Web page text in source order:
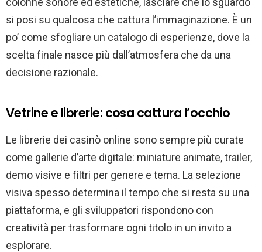
si posi su qualcosa che cattura l’immaginazione. È un
po’ come sfogliare un catalogo di esperienze, dove la
scelta finale nasce più dall’atmosfera che da una
decisione razionale.
Vetrine e librerie: cosa cattura l’occhio
Le librerie dei casinò online sono sempre più curate
come gallerie d’arte digitale: miniature animate, trailer,
demo visive e filtri per genere e tema. La selezione
visiva spesso determina il tempo che si resta su una
piattaforma, e gli sviluppatori rispondono con
creatività per trasformare ogni titolo in un invito a
esplorare.